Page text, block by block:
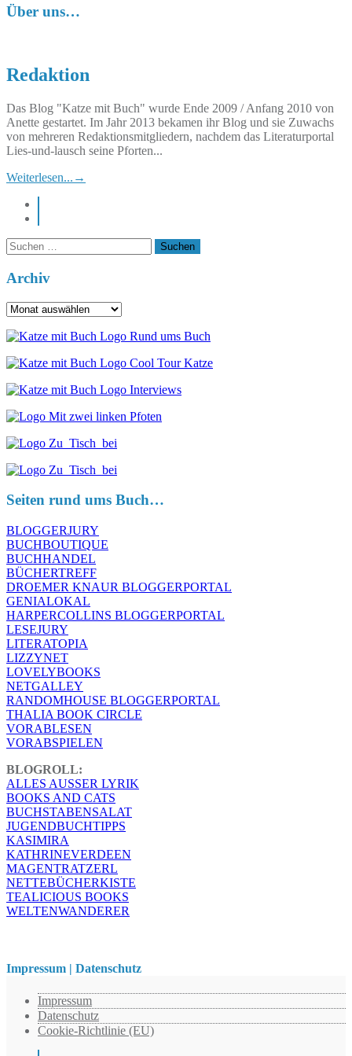
Über uns…
Redaktion
Das Blog "Katze mit Buch" wurde Ende 2009 / Anfang 2010 von
Anette gestartet. Im Jahr 2013 bekamen ihr Blog und sie Zuwachs
von mehreren Redaktionsmitgliedern, nachdem das Literaturportal
Lies-und-lausch seine Pforten...
Weiterlesen... →
Suchen
nach:
Archiv
Archiv
Seiten rund ums Buch…
BLOGGERJURY
BUCHBOUTIQUE
BUCHHANDEL
BÜCHERTREFF
DROEMER KNAUR BLOGGERPORTAL
GENIALOKAL
HARPERCOLLINS BLOGGERPORTAL
LESEJURY
LITERATOPIA
LIZZYNET
LOVELYBOOKS
NETGALLEY
RANDOMHOUSE BLOGGERPORTAL
THALIA BOOK CIRCLE
VORABLESEN
VORABSPIELEN
BLOGROLL:
ALLES AUSSER LYRIK
BOOKS AND CATS
BUCHSTABENSALAT
JUGENDBUCHTIPPS
KASIMIRA
KATHRINEVERDEEN
MAGENTRATZERL
NETTEBÜCHERKISTE
TEALICIOUS BOOKS
WELTENWANDERER
Impressum | Datenschutz
Impressum
Datenschutz
Cookie-Richtlinie (EU)